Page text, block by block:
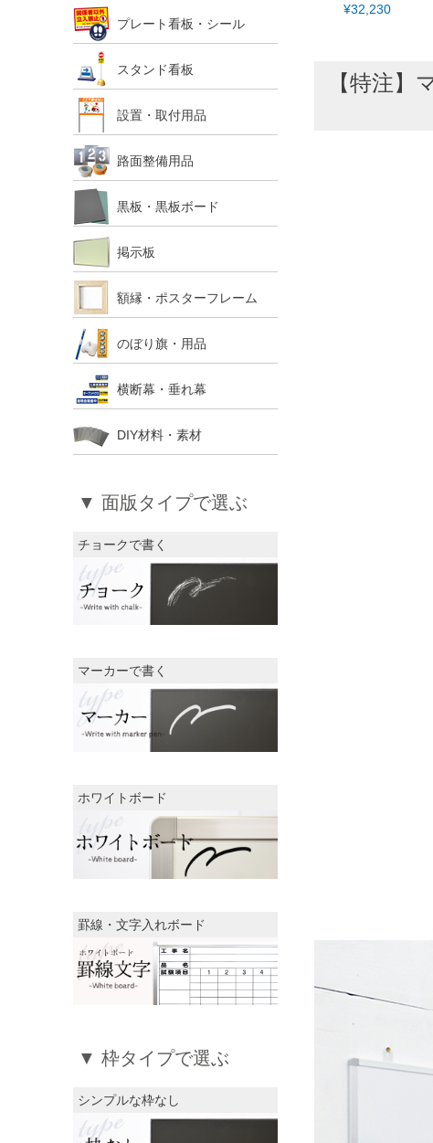
プレート看板・シール
スタンド看板
設置・取付用品
路面整備用品
黒板・黒板ボード
掲示板
額縁・ポスターフレーム
のぼり旗・用品
横断幕・垂れ幕
DIY材料・素材
▼ 面版タイプで選ぶ
チョークで書く
マーカーで書く
ホワイトボード
罫線・文字入れボード
▼ 枠タイプで選ぶ
シンプルな枠なし
0cm 長辺121～
¥32,230
【特注